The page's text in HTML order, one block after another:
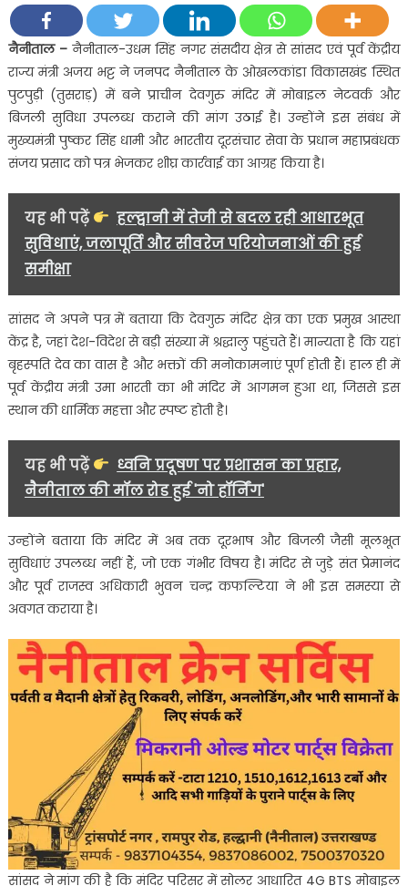
परेशानी
पर
एक्शन,
देवगुरु
मंदिर
के
लिए
सांसद
पत्र….
नैनीताल –नैनीताल-उधम सिंह नगर संसदीय क्षेत्र से सांसद एवं पूर्व केंद्रीय
राज्य मंत्री अजय भट्ट ने जनपद नैनीताल के ओखलकांडा विकासखंड स्थित
पुटपुड़ी (तुसराड़) में बने प्राचीन देवगुरु मंदिर में मोबाइल नेटवर्क और
बिजली सुविधा उपलब्ध कराने की मांग उठाई है। उन्होंने इस संबंध में
मुख्यमंत्री पुष्कर सिंह धामी और भारतीय दूरसंचार सेवा के प्रधान महाप्रबंधक
संजय प्रसाद को पत्र भेजकर शीघ्र कार्रवाई का आग्रह किया है।
यह भी पढ़ें
हल्द्वानी में तेजी से बदल रही आधारभूत
सुविधाएं, जलापूर्ति और सीवरेज परियोजनाओं की हुई
समीक्षा
सांसद ने अपने पत्र में बताया कि देवगुरु मंदिर क्षेत्र का एक प्रमुख आस्था
केंद्र है, जहां देश-विदेश से बड़ी संख्या में श्रद्धालु पहुंचते हैं। मान्यता है कि यहां
बृहस्पति देव का वास है और भक्तों की मनोकामनाएं पूर्ण होती हैं। हाल ही में
पूर्व केंद्रीय मंत्री उमा भारती का भी मंदिर में आगमन हुआ था, जिससे इस
स्थान की धार्मिक महत्ता और स्पष्ट होती है।
यह भी पढ़ें
ध्वनि प्रदूषण पर प्रशासन का प्रहार,
नैनीताल की मॉल रोड हुई 'नो हॉर्निंग'
उन्होंने बताया कि मंदिर में अब तक दूरभाष और बिजली जैसी मूलभूत
सुविधाएं उपलब्ध नहीं हैं, जो एक गंभीर विषय है। मंदिर से जुड़े संत प्रेमानंद
और पूर्व राजस्व अधिकारी भुवन चन्द्र कफल्टिया ने भी इस समस्या से
अवगत कराया है।
सांसद ने मांग की है कि मंदिर परिसर में सोलर आधारित 4G BTS मोबाइल